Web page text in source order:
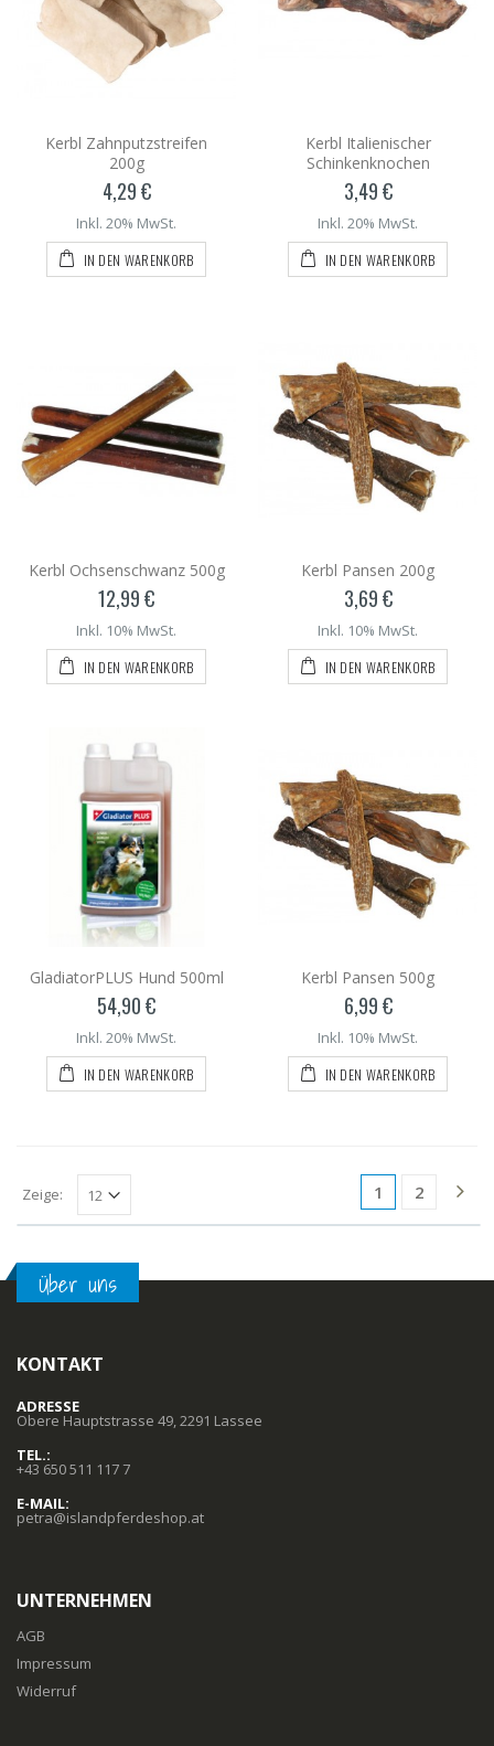
Kerbl Zahnputzstreifen
200g
4,29 €
Inkl. 20% MwSt.
IN DEN WARENKORB
Kerbl Italienischer
Schinkenknochen
3,49 €
Inkl. 20% MwSt.
IN DEN WARENKORB
Kerbl Ochsenschwanz 500g
12,99 €
Inkl. 10% MwSt.
IN DEN WARENKORB
Kerbl Pansen 200g
3,69 €
Inkl. 10% MwSt.
IN DEN WARENKORB
GladiatorPLUS Hund 500ml
54,90 €
Inkl. 20% MwSt.
IN DEN WARENKORB
Kerbl Pansen 500g
6,99 €
Inkl. 10% MwSt.
IN DEN WARENKORB
1 2
Zeige:
Über uns
KONTAKT
ADRESSE
Obere Hauptstrasse 49, 2291 Lassee
TEL.:
+43 650 511 117 7
E-MAIL:
petra@islandpferdeshop.at
UNTERNEHMEN
AGB
Impressum
Widerruf